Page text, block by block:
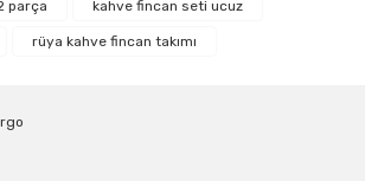
parça kahve fincan seti ucuz
rüya kahve fincan takımı